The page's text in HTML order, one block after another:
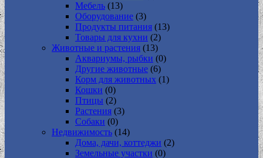
Мебель (13)
Оборудование (3)
Продукты питания (13)
Товары для кухни (2)
Животные и растения (13)
Аквариумы, рыбки (0)
Другие животные (6)
Корм для животных (1)
Кошки (0)
Птицы (2)
Растения (3)
Собаки (0)
Недвижимость (14)
Дома, дачи, коттеджи (2)
Земельные участки (0)